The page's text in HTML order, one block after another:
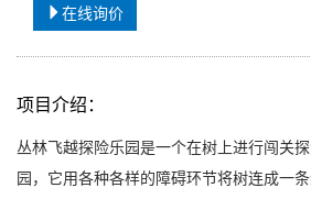
在线询价
项目介绍：
丛林飞越探险乐园是一个在树上进行闯关
园，它用各种各样的障碍环节将树连成一